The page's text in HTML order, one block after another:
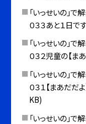
「いっせいの」
０３３あと１日で
「いっせいの」
０３２児童の【ま
「いっせいの」
０３１【まあだだ
KB)
「いっせいの」